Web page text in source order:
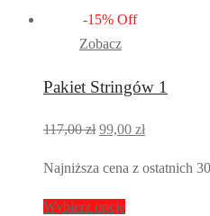
-15% Off
Zobacz
Pakiet Stringów 1
117,00zł Pierwotna
wynosiła:
117,00 zł.
99,00 złAktualna
wynosi:
Najniższa cena z ostatnich
Wybierz opcje